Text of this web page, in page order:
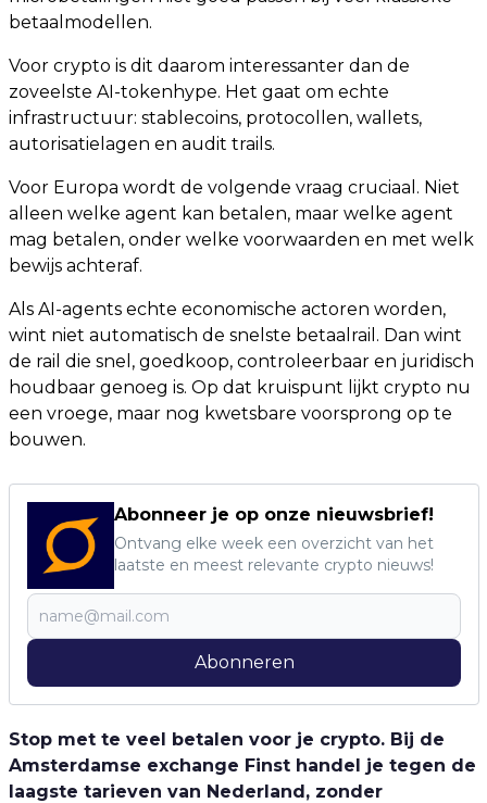
betaalmodellen.
Voor crypto is dit daarom interessanter dan de
zoveelste AI-tokenhype. Het gaat om echte
infrastructuur: stablecoins, protocollen, wallets,
autorisatielagen en audit trails.
Voor Europa wordt de volgende vraag cruciaal. Niet
alleen welke agent kan betalen, maar welke agent
mag betalen, onder welke voorwaarden en met welk
bewijs achteraf.
Als AI-agents echte economische actoren worden,
wint niet automatisch de snelste betaalrail. Dan wint
de rail die snel, goedkoop, controleerbaar en juridisch
houdbaar genoeg is. Op dat kruispunt lijkt crypto nu
een vroege, maar nog kwetsbare voorsprong op te
bouwen.
Abonneer je op onze nieuwsbrief!
Ontvang elke week een overzicht van het
laatste en meest relevante crypto nieuws!
Abonneren
Stop met te veel betalen voor je crypto. Bij de
Amsterdamse exchange Finst handel je tegen de
laagste tarieven van Nederland, zonder